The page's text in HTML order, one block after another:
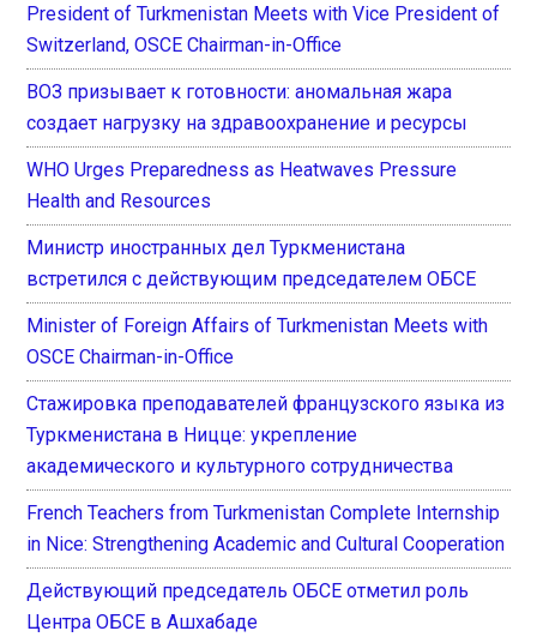
President of Turkmenistan Meets with Vice President of
Switzerland, OSCE Chairman-in-Office
ВОЗ призывает к готовности: аномальная жара
создает нагрузку на здравоохранение и ресурсы
WHO Urges Preparedness as Heatwaves Pressure
Health and Resources
Министр иностранных дел Туркменистана
встретился с действующим председателем ОБСЕ
Minister of Foreign Affairs of Turkmenistan Meets with
OSCE Chairman-in-Office
Стажировка преподавателей французского языка из
Туркменистана в Ницце: укрепление
академического и культурного сотрудничества
French Teachers from Turkmenistan Complete Internship
in Nice: Strengthening Academic and Cultural Cooperation
Действующий председатель ОБСЕ отметил роль
Центра ОБСЕ в Ашхабаде